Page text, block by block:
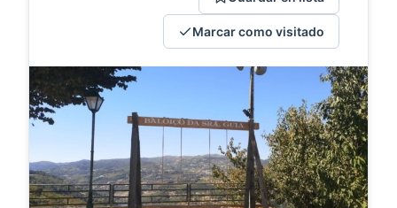
Marcar como visitado